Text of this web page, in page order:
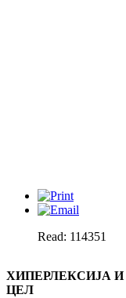
Read: 114351
ХИПЕРЛЕКСИЈА
ЦЕЛ